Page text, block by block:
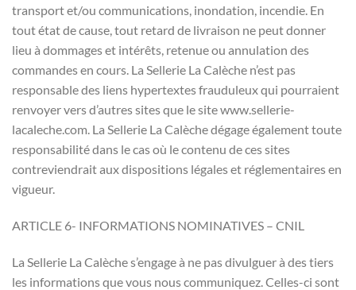
transport et/ou communications, inondation, incendie. En
tout état de cause, tout retard de livraison ne peut donner
lieu à dommages et intérêts, retenue ou annulation des
commandes en cours. La Sellerie La Calèche n’est pas
responsable des liens hypertextes frauduleux qui pourraient
renvoyer vers d’autres sites que le site www.sellerie-
lacaleche.com. La Sellerie La Calèche dégage également toute
responsabilité dans le cas où le contenu de ces sites
contreviendrait aux dispositions légales et réglementaires en
vigueur.
ARTICLE 6- INFORMATIONS NOMINATIVES – CNIL
La Sellerie La Calèche s’engage à ne pas divulguer à des tiers
les informations que vous nous communiquez. Celles-ci sont